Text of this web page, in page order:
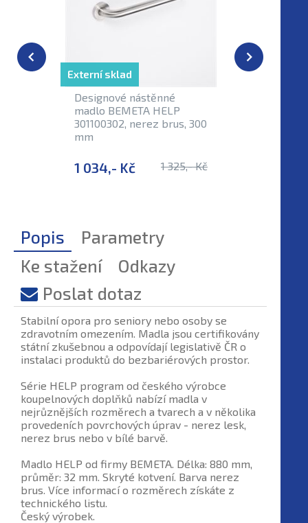
Designové nástěnné
madlo BEMETA HELP
301100302, nerez brus, 300
mm
1 034,- Kč 1 325,- Kč
Externí sklad
Popis
Parametry
Ke stažení
Odkazy
Poslat dotaz
Stabilní opora pro seniory nebo osoby se
zdravotním omezením. Madla jsou certifikovány
státní zkušebnou a odpovídají legislativě ČR o
instalaci produktů do bezbariérových prostor.
Série HELP program od českého výrobce
koupelnových doplňků nabízí madla v
nejrůznějších rozměrech a tvarech a v několika
provedeních povrchových úprav - nerez lesk,
nerez brus nebo v bílé barvě.
Madlo HELP od firmy BEMETA. Délka: 880 mm,
průměr: 32 mm. Skryté kotvení. Barva nerez
brus. Více informací o rozměrech získáte z
technického listu.
Český výrobek.